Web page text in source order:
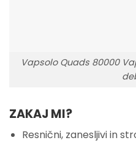
Vapsolo Quads 80000
ZAKAJ MI?
Resnični, zanesljivi in